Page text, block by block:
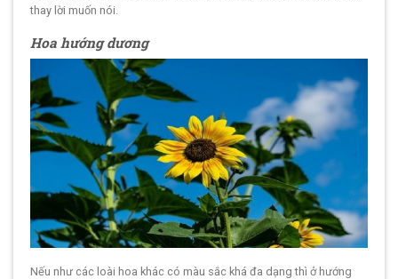
thay lời muốn nói.
Hoa hướng dương
Nếu như các loài hoa khác có màu sắc khá đa dạng thì ở hướng